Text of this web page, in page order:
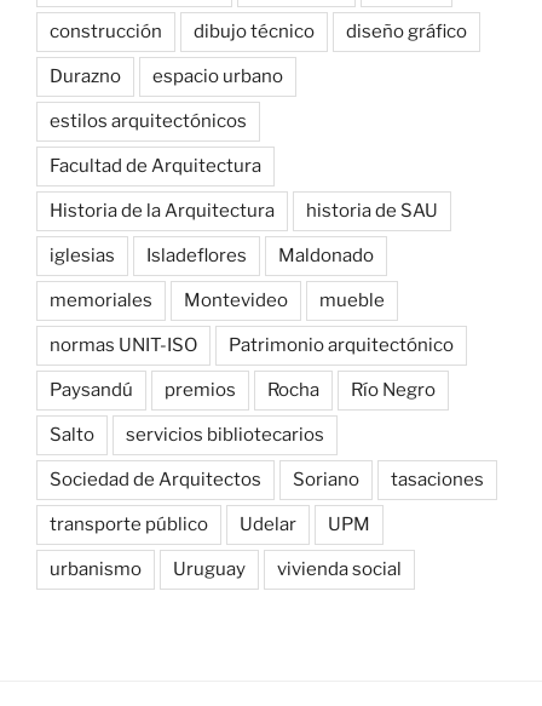
construcción dibujo técnico diseño gráfico
Durazno espacio urbano
estilos arquitectónicos
Facultad de Arquitectura
Historia de la Arquitectura historia de SAU
iglesias Isladeflores Maldonado
memoriales Montevideo mueble
normas UNIT-ISO Patrimonio arquitectónico
Paysandú premios Rocha Río Negro
Salto servicios bibliotecarios
Sociedad de Arquitectos Soriano tasaciones
transporte público Udelar UPM
urbanismo Uruguay vivienda social